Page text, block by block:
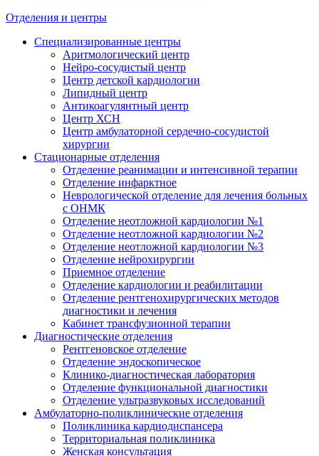
Отделения и центры
Специализированные центры
Аритмологический центр
Нейро-сосудистый центр
Центр детской кардиологии
Липидный центр
Антикоагулянтный центр
Центр ХСН
Центр амбулаторной сердечно-сосудистой
хирургии
Стационарные отделения
Отделение реанимации и интенсивной терапии
Отделение инфарктное
Неврологической отделение для лечения больных
с ОНМК
Отделение неотложной кардиологии №1
Отделение неотложной кардиологии №2
Отделение неотложной кардиологии №3
Отделение нейрохирургии
Приемное отделение
Отделение кардиологии и реабилитации
Отделение рентгенохирургических методов
диагностики и лечения
Кабинет трансфузионной терапии
Диагностические отделения
Рентгеновское отделение
Отделение эндоскопическое
Клинико-диагностическая лаборатория
Отделение функциональной диагностики
Отделение ультразвуковых исследований
Амбулаторно-поликлинические отделения
Поликлиника кардиодиспансера
Территориальная поликлиника
Женская консультация